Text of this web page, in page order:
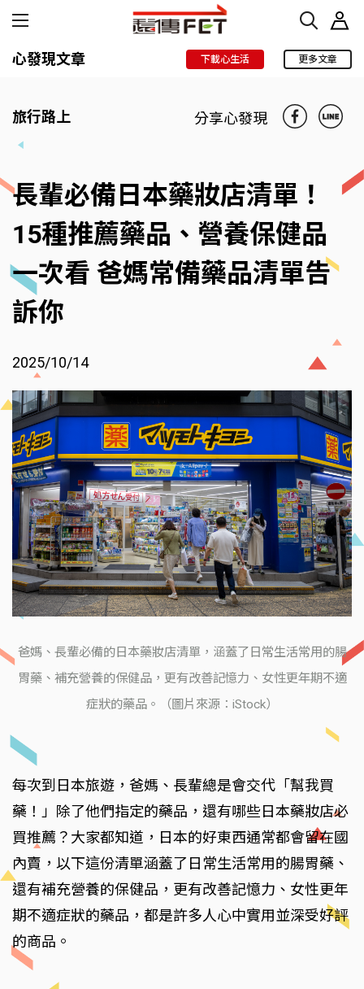
心發現文章 下載心生活 更多文章
旅行路上 分享心發現
長輩必備日本藥妝店清單！
15種推薦藥品、營養保健品
一次看 爸媽常備藥品清單告
訴你
2025/10/14
爸媽、長輩必備的日本藥妝店清單，涵蓋了日常生活常用的腸
胃藥、補充營養的保健品，更有改善記憶力、女性更年期不適
症狀的藥品。（圖片來源：iStock）
每次到日本旅遊，爸媽、長輩總是會交代「幫我買
藥！」除了他們指定的藥品，還有哪些日本藥妝店必
買推薦？大家都知道，日本的好東西通常都會留在國
內賣，以下這份清單涵蓋了日常生活常用的腸胃藥、
還有補充營養的保健品，更有改善記憶力、女性更年
期不適症狀的藥品，都是許多人心中實用並深受好評
的商品。